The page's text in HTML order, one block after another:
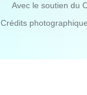
Avec le soutien du
Crédits